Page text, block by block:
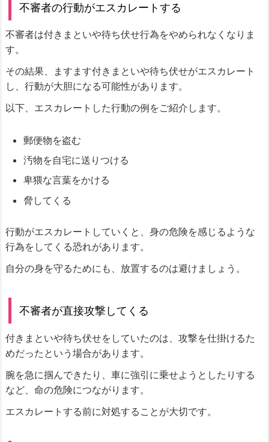
不審者の行動がエスカレートする
不審者は付きまといや待ち伏せ行為をやめられなくなりま
す。
その結果、ますます付きまといや待ち伏せがエスカレート
し、行動が大胆になる可能性があります。
以下、エスカレートした行動の例をご紹介します。
郵便物を盗む
汚物を自宅に送りつける
卑猥な言葉をかける
脅してくる
行動がエスカレートしていくと、身の危険を感じるような
行為をしてくる恐れがあります。
自分の身を守るためにも、放置するのは避けましょう。
不審者が直接攻撃してくる
付きまといや待ち伏せをしていたのは、攻撃を仕掛けるた
めだったという場合があります。
腕を急に掴んできたり、車に強引に乗せようとしたりする
など、命の危険につながります。
エスカレートする前に対処することが大切です。